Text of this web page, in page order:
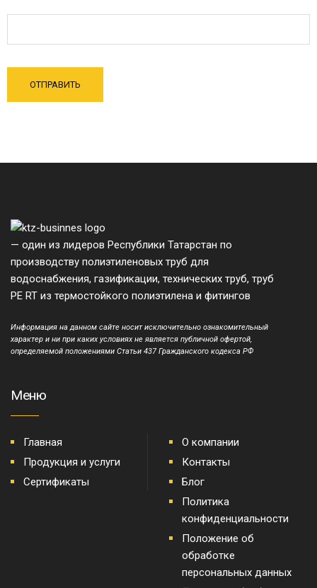
— один из лидеров Республики Татарстан по
производству полиэтиленовых труб для
водоснабжения, газификации, технических труб, труб
PE RT из термостойкого полиэтилена и фитингов
Информация на данном сайте носит исключительно ознакомительный
характер и ни при каких условиях не является публичной офертой,
определяемой положениями Статьи 437 Гражданского кодекса РФ
Меню
Главная
Продукция и услуги
Сертификаты
О компании
Контакты
Блог
Политика
конфиденциальности
Положение об
обработке
персональных данных